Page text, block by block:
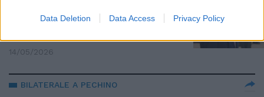
Data Deletion Data Access Privacy Policy
Munizioni esaurite e leadership
globale erosa: la Cina guadagna
14/05/2026
BILATERALE A PECHINO